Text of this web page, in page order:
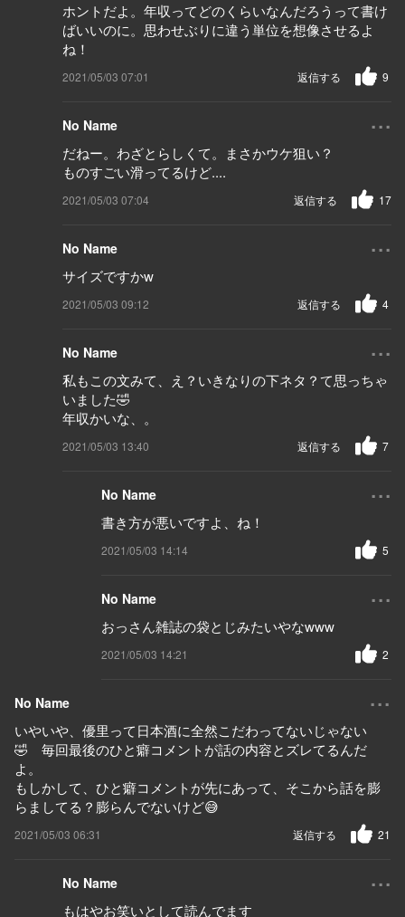
ホントだよ。年収ってどのくらいなんだろうって書け
ばいいのに。思わせぶりに違う単位を想像させるよ
ね！
2021/05/03 07:01 9
返信する
No Name ...
だねー。わざとらしくて。まさかウケ狙い？
ものすごい滑ってるけど....
2021/05/03 07:04 17
返信する
No Name ...
サイズですかw
2021/05/03 09:12 4
返信する
No Name ...
私もこの文みて、え？いきなりの下ネタ？て思っちゃ
いました🤣
年収かいな、。
2021/05/03 13:40 7
返信する
No Name ...
書き方が悪いですよ、ね！
2021/05/03 14:14 5
No Name ...
おっさん雑誌の袋とじみたいやなwww
2021/05/03 14:21 2
No Name ...
いやいや、優里って日本酒に全然こだわってないじゃない
🤣 毎回最後のひと癖コメントが話の内容とズレてるんだ
よ。
もしかして、ひと癖コメントが先にあって、そこから話を膨
らましてる？膨らんでないけど😅
2021/05/03 06:31 21
返信する
No Name ...
もはやお笑いとして読んでます